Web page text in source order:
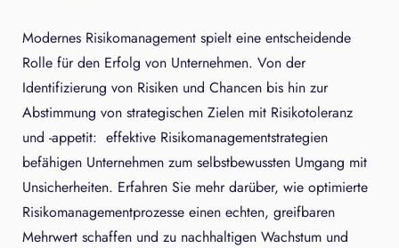
Modernes Risikomanagement spielt eine entscheidende
Rolle für den Erfolg von Unternehmen. Von der
Identifizierung von Risiken und Chancen bis hin zur
Abstimmung von strategischen Zielen mit Risikotoleranz
und -appetit: effektive Risikomanagementstrategien
befähigen Unternehmen zum selbstbewussten Umgang mit
Unsicherheiten. Erfahren Sie mehr darüber, wie optimierte
Risikomanagementprozesse einen echten, greifbaren
Mehrwert schaffen und zu nachhaltigen Wachstum und